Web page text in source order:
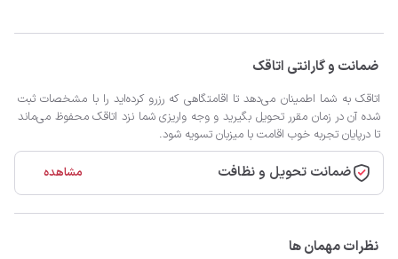
ضمانت و گارانتی اتاقک
اتاقک به شما اطمینان می‌دهد تا اقامتگاهی که رزرو کرده‌اید را با مشخصات ثبت
شده آن در زمان مقرر تحویل بگیرید و وجه واریزی شما نزد اتاقک محفوظ می‌ماند
تا درپایان تجربه خوب اقامت با میزبان تسویه شود.
ضمانت تحویل و نظافت مشاهده
نظرات مهمان ها